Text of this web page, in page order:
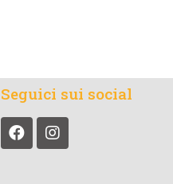
Seguici sui social